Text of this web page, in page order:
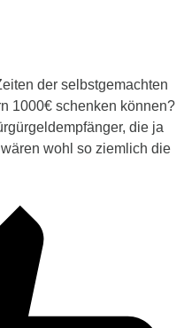
der selbstgemachten
1000€ schenken können?
die ja
wohl so ziemlich die